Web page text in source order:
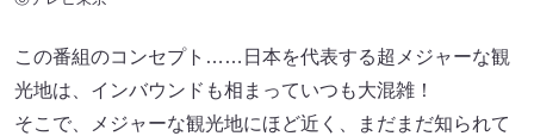
この番組のコンセプト……日本を代表する超メジャーな観
光地は、インバウンドも相まっていつも大混雑！
そこで、メジャーな観光地にほど近く、まだまだ知られて